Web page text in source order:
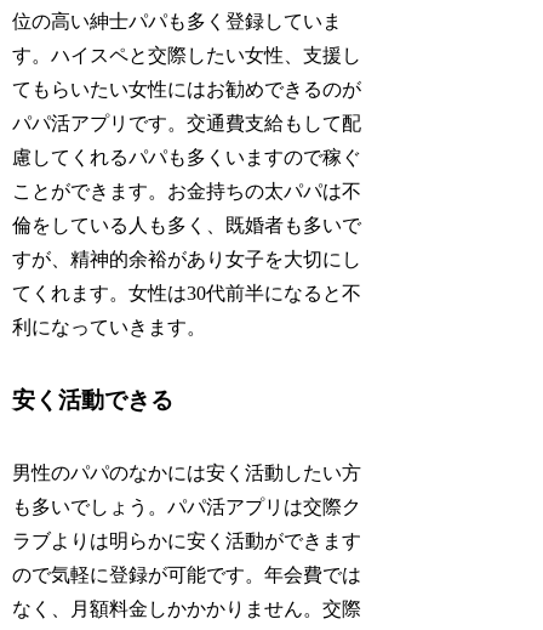
位の高い紳士パパも多く登録していま
す。ハイスペと交際したい女性、支援し
てもらいたい女性にはお勧めできるのが
パパ活アプリです。交通費支給もして配
慮してくれるパパも多くいますので稼ぐ
ことができます。お金持ちの太パパは不
倫をしている人も多く、既婚者も多いで
すが、精神的余裕があり女子を大切にし
てくれます。女性は30代前半になると不
利になっていきます。
安く活動できる
男性のパパのなかには安く活動したい方
も多いでしょう。パパ活アプリは交際ク
ラブよりは明らかに安く活動ができます
ので気軽に登録が可能です。年会費では
なく、月額料金しかかかりません。交際